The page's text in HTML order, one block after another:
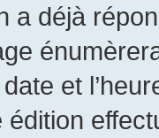
a déjà
et
édition